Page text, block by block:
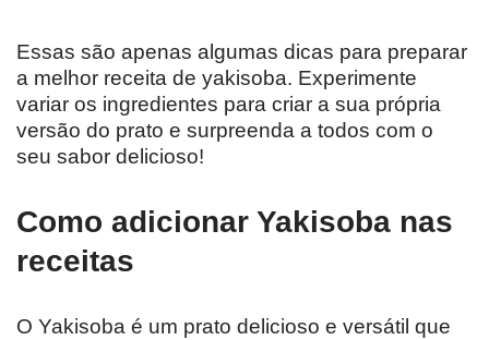
Essas são apenas algumas dicas para preparar
a melhor receita de yakisoba. Experimente
variar os ingredientes para criar a sua própria
versão do prato e surpreenda a todos com o
seu sabor delicioso!
Como adicionar Yakisoba nas
receitas
O Yakisoba é um prato delicioso e versátil que